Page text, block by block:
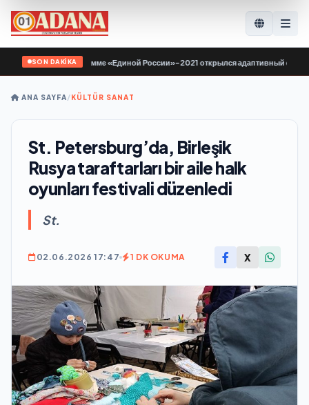
SON DAKİKA
по Народной программе «Единой России»-2021 открылся адаптивный
ANA SAYFA/KÜLTÜR SANAT
St. Petersburg’da, Birleşik
Rusya taraftarları bir aile halk
oyunları festivali düzenledi
St.
02.06.2026 17:47 1 DK OKUMA X